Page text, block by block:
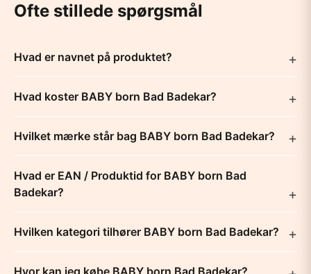
Ofte stillede spørgsmål
Hvad er navnet på produktet?
Hvad koster BABY born Bad Badekar?
Hvilket mærke står bag BABY born Bad Badekar?
Hvad er EAN / Produktid for BABY born Bad
Badekar?
Hvilken kategori tilhører BABY born Bad Badekar?
Hvor kan jeg købe BABY born Bad Badekar?